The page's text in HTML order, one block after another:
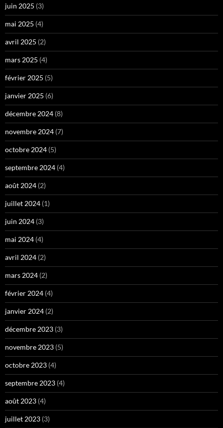
juin 2025 (3)
mai 2025 (4)
avril 2025 (2)
mars 2025 (4)
février 2025 (5)
janvier 2025 (6)
décembre 2024 (8)
novembre 2024 (7)
octobre 2024 (5)
septembre 2024 (4)
août 2024 (2)
juillet 2024 (1)
juin 2024 (3)
mai 2024 (4)
avril 2024 (2)
mars 2024 (2)
février 2024 (4)
janvier 2024 (2)
décembre 2023 (3)
novembre 2023 (5)
octobre 2023 (4)
septembre 2023 (4)
août 2023 (4)
juillet 2023 (3)